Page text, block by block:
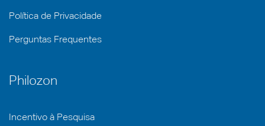
Política de Privacidade
Perguntas Frequentes
Philozon
Incentivo à Pesquisa